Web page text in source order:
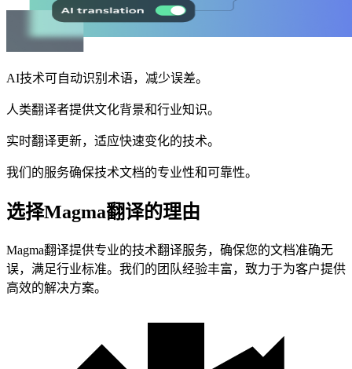
AI技术可自动识别术语，减少误差。
人类翻译者提供文化背景和行业知识。
实时翻译更新，适应快速变化的技术。
我们的服务确保技术文档的专业性和可靠性。
选择Magma翻译的理由
Magma翻译提供专业的技术翻译服务，确保您的文档准确无
误，满足行业标准。我们的团队经验丰富，致力于为客户提供
高效的解决方案。